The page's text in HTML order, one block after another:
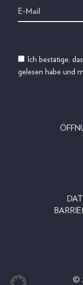
Ich bestätige,
gelesen habe und
©